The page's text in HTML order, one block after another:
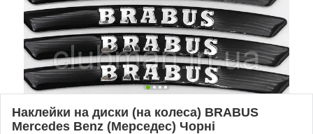
Наклейки на диски (на колеса) BRABUS
Mercedes Benz (Мерседес) Чорні